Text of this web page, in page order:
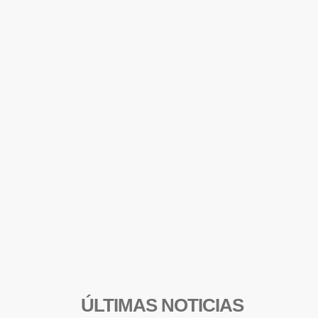
ÚLTIMAS NOTICIAS